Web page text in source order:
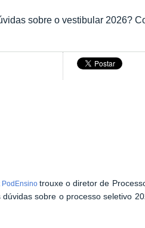
sobre o vestibular 2026?
trouxe o diretor de
sobre o processo seletivo